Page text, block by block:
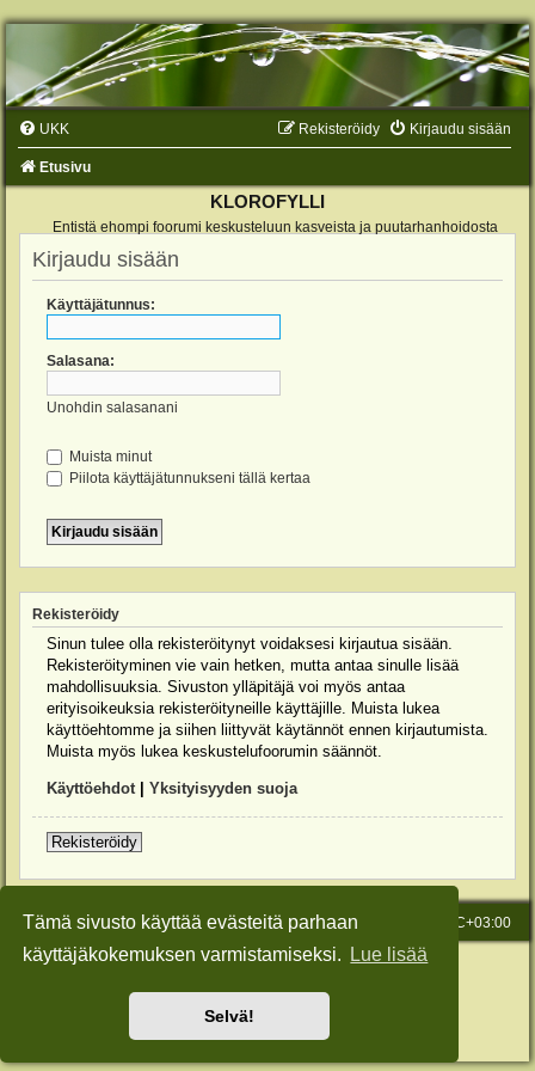
Tämä sivusto käyttää evästeitä parhaan
käyttäjäkokemuksen varmistamiseksi.
Lue lisää
Selvä!
UKK Kirjaudu sisään
Rekisteröidy
Etusivu
KLOROFYLLI
Entistä ehompi foorumi keskusteluun kasveista ja puutarhanhoidosta
Kirjaudu sisään
Käyttäjätunnus:
Salasana:
Unohdin salasanani
Muista minut
Piilota käyttäjätunnukseni tällä kertaa
Rekisteröidy
Sinun tulee olla rekisteröitynyt voidaksesi kirjautua sisään.
Rekisteröityminen vie vain hetken, mutta antaa sinulle lisää
mahdollisuuksia. Sivuston ylläpitäjä voi myös antaa
erityisoikeuksia rekisteröityneille käyttäjille. Muista lukea
käyttöehtomme ja siihen liittyvät käytännöt ennen kirjautumista.
Muista myös lukea keskustelufoorumin säännöt.
Käyttöehdot| Yksityisyyden suoja
Rekisteröidy
Etusivu Kaikki ajat ovat UTC+03:00
Viesti Ylläpidolle
Keskustelufoorumin ohjelmistophpBB® Forum Software © phpBB Limited